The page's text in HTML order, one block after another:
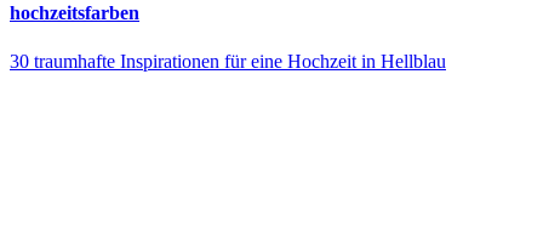
hochzeitsfarben
30 traumhafte Inspirationen für eine Hochzeit in Hellblau